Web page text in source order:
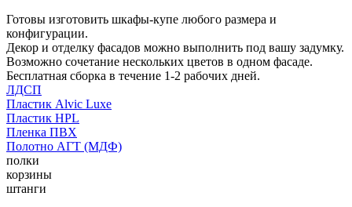
Готовы изготовить шкафы-купе любого размера и
конфигурации.
Декор и отделку фасадов можно выполнить под вашу задумку.
Возможно сочетание нескольких цветов в одном фасаде.
Бесплатная сборка в течение 1-2 рабочих дней.
ЛДСП
Пластик Alvic Luxe
Пластик HPL
Пленка ПВХ
Полотно АГТ (МДФ)
полки
корзины
штанги